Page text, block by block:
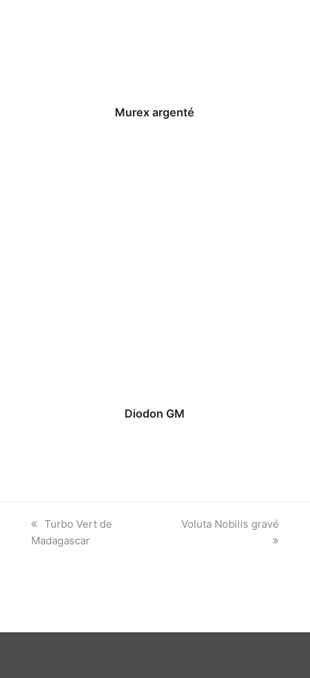
Murex argenté
Diodon GM
previous
post:
Turbo Vert de
Madagascar
next
Voluta Nobilis gravé